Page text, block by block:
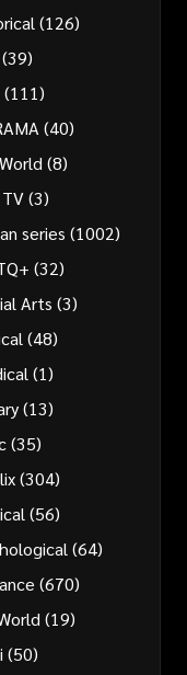
(126)
(39)
(111)
(40)
(8)
(3)
series (1002)
(32)
Arts (3)
(48)
(1)
(13)
(35)
(304)
(56)
(64)
(670)
(19)
(50)